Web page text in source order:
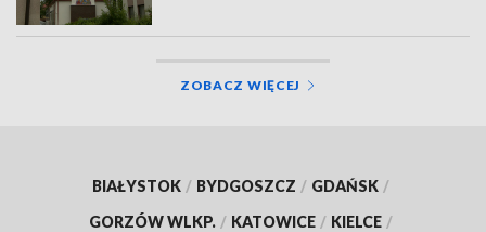
ZOBACZ WIĘCEJ
BIAŁYSTOK / BYDGOSZCZ / GDAŃSK /
GORZÓW WLKP. / KATOWICE / KIELCE /